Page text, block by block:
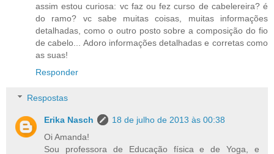
assim estou curiosa: vc faz ou fez curso de cabelereira? é
do ramo? vc sabe muitas coisas, muitas informações
detalhadas, como o outro posto sobre a composição do fio
de cabelo... Adoro informações detalhadas e corretas como
as suas!
Responder
Respostas
Erika Nasch
18 de julho de 2013 às 00:38
Oi Amanda!
Sou professora de Educação física e de Yoga, e